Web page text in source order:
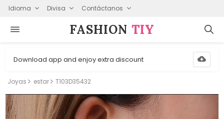
Idioma Divisa Contáctanos
FASHION⁠ TIY
Download app and enjoy extra discount
Joyas estar T103D35432